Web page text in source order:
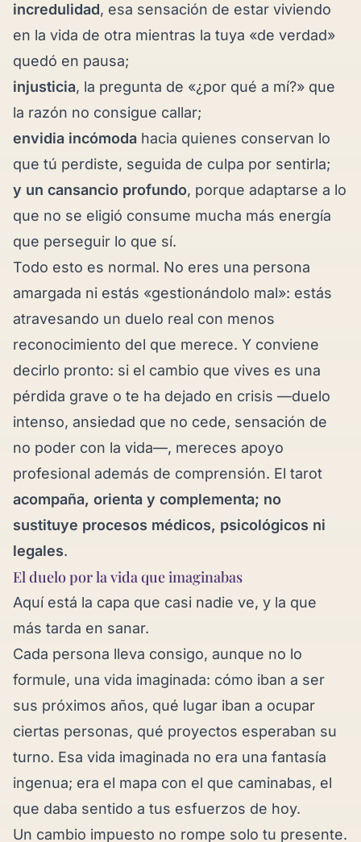
incredulidad, esa sensación de estar viviendo
en la vida de otra mientras la tuya «de verdad»
quedó en pausa;
injusticia, la pregunta de «¿por qué a mí?» que
la razón no consigue callar;
envidia incómoda hacia quienes conservan lo
que tú perdiste, seguida de culpa por sentirla;
y un cansancio profundo, porque adaptarse a lo
que no se eligió consume mucha más energía
que perseguir lo que sí.
Todo esto es normal. No eres una persona
amargada ni estás «gestionándolo mal»: estás
atravesando un duelo real con menos
reconocimiento del que merece. Y conviene
decirlo pronto: si el cambio que vives es una
pérdida grave o te ha dejado en crisis —duelo
intenso, ansiedad que no cede, sensación de
no poder con la vida—, mereces apoyo
profesional además de comprensión. El tarot
acompaña, orienta y complementa; no
sustituye procesos médicos, psicológicos ni
legales.
El duelo por la vida que imaginabas
Aquí está la capa que casi nadie ve, y la que
más tarda en sanar.
Cada persona lleva consigo, aunque no lo
formule, una vida imaginada: cómo iban a ser
sus próximos años, qué lugar iban a ocupar
ciertas personas, qué proyectos esperaban su
turno. Esa vida imaginada no era una fantasía
ingenua; era el mapa con el que caminabas, el
que daba sentido a tus esfuerzos de hoy.
Un cambio impuesto no rompe solo tu presente.